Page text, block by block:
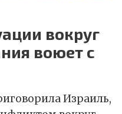
вокруг
воюет с
Израиль,